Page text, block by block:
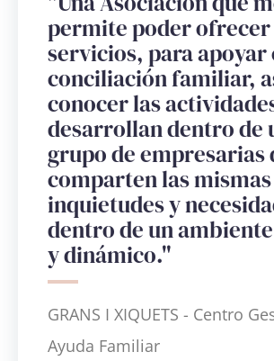
permite poder
servicios, para apoyar
conciliación familiar,
conocer las
desarrollan dentro de
grupo de empresarias
comparten las mismas
inquietudes y
dentro de un
y dinámico."
GRANS I XIQUETS - Centro
Ayuda Familiar